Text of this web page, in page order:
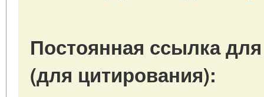
Постоянная ссылка
(для цитирования):